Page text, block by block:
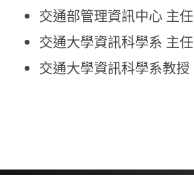
交通部管理資訊中心 主任
交通大學資訊科學系 主任
交通大學資訊科學系教授